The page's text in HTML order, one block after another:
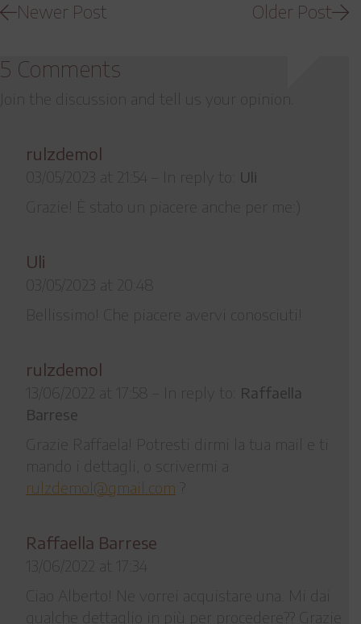
Newer Post Older Post
5 Comments
Join the discussion and tell us your opinion.
rulzdemol
03/05/2023 at 21:54 In reply to: Uli
Grazie! È stato un piacere anche per me:)
Uli
03/05/2023 at 20:48
Bellissimo! Che piacere avervi conosciuti!
rulzdemol
13/06/2022 at 17:58 In reply to: Raffaella
Barrese
Grazie Raffaela! Potresti dirmi la tua mail e ti
mando i dettagli, o scrivermi a
rulzdemol@gmail.com
Raffaella Barrese
13/06/2022 at 17:34
Ciao Alberto! Ne vorrei acquistare una. Mi dai
qualche dettaglio in più per procedere?? Grazie